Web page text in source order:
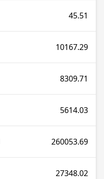
45.51
10167.29
8309.71
5614.03
260053.69
27348.02